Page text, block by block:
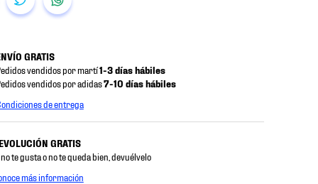
GRATIS
vendidos por martí1-3 días hábiles
vendidos por adidas7-10 días hábiles
de entrega
GRATIS
te gusta o no te queda bien, devuélvelo
más información